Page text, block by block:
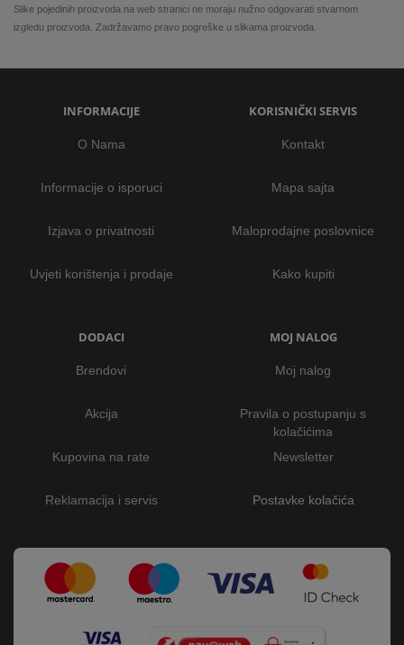
Slike pojedinih proizvoda na web stranici ne moraju nužno odgovarati stvarnom
izgledu proizvoda. Zadržavamo pravo pogreške u slikama proizvoda.
INFORMACIJE
O Nama
Informacije o isporuci
Izjava o privatnosti
Uvjeti korištenja i prodaje
KORISNIČKI SERVIS
Kontakt
Mapa sajta
Maloprodajne poslovnice
Kako kupiti
DODACI
Brendovi
Akcija
Kupovina na rate
Reklamacija i servis
MOJ NALOG
Moj nalog
Pravila o postupanju s
kolačićima
Newsletter
Postavke kolačića